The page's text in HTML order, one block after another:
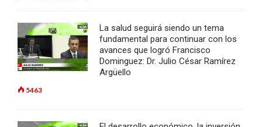
La salud seguirá siendo un tema
fundamental para continuar con los
avances que logró Francisco
Dominguez: Dr. Julio César Ramírez
Argüello
5463